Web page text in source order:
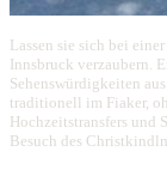
Lassen sie sich bei
Innsbruck verzaubern.
Sehenswürdigkeiten
traditionell im Fiaker,
Hochzeitstransfers und
Besuch des